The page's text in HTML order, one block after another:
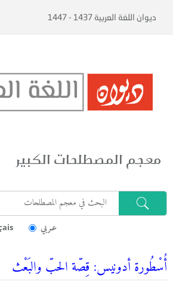
ديوان اللغة العربية 1437 - 1447
معجم المصطلحات الكبير
عـربي
أُسْطُورة أدونيس: قِصّة الحبّ والبَعْث